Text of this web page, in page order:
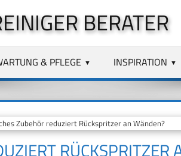
BERATER
& PFLEGE INSPIRATION
Zubehör reduziert Rückspritzer an Wänden?
RÜCKSPRITZER